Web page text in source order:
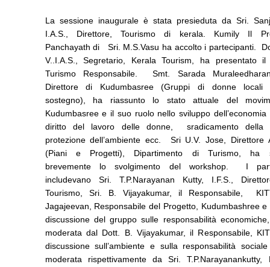
La sessione inaugurale è stata presieduta da Sri.
I.A.S., Direttore, Tourismo di kerala. Kumily Il
Panchayath di Sri. M.S.Vasu ha accolto i partecipanti.
V..I.A.S., Segretario, Kerala Tourism, ha presentato
Turismo Responsabile. Smt. Sarada
Direttore di Kudumbasree (Gruppi di donne
sostegno), ha riassunto lo stato attuale del
Kudumbasree e il suo ruolo nello sviluppo dell’economia
diritto del lavoro delle donne, sradicamento della
protezione dell’ambiente ecc. Sri U.V. Jose, Direttore
(Piani e Progetti), Dipartimento di Turismo, ha
brevemente lo svolgimento del workshop. I
includevano Sri. T.P.Narayanan Kutty, I.F.S.,
Tourismo, Sri. B. Vijayakumar, il Responsabile,
Jagajeevan, Responsabile del Progetto, Kudumbashree
discussione del gruppo sulle responsabilità
moderata dal Dott. B. Vijayakumar, il Responsabile,
discussione sull’ambiente e sulla responsabilità
moderata rispettivamente da Sri. T.P.Narayanankutty,